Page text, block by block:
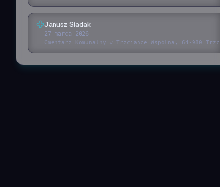
Janusz Siadak
27 marca 2026
Cmentarz Komunalny w Trzciance Wspólna, 64-980